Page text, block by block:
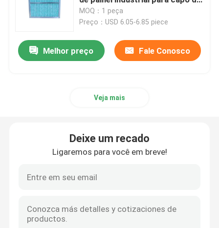
Filtro de ar da cabine da pintura
Filtro de ar do saco
Filtro do selo HEPA do gel
Filtro de alta temperatura de HEPA
Filtro do banco de V
fluxo laminar
MOQ：1 peça
Preço：USD 6.05-6.85 piece
Melhor preço Fale Conosco
Veja mais
Deixe um recado
Ligaremos para você em breve!